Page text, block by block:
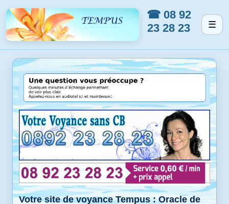
☎ 08 92
23 28 23
☰
Votre site de voyance Tempus : Oracle de